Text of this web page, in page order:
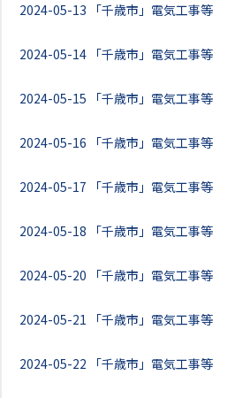
2024-05-13 「千歳市」電気工事等
2024-05-14 「千歳市」電気工事等
2024-05-15 「千歳市」電気工事等
2024-05-16 「千歳市」電気工事等
2024-05-17 「千歳市」電気工事等
2024-05-18 「千歳市」電気工事等
2024-05-20 「千歳市」電気工事等
2024-05-21 「千歳市」電気工事等
2024-05-22 「千歳市」電気工事等